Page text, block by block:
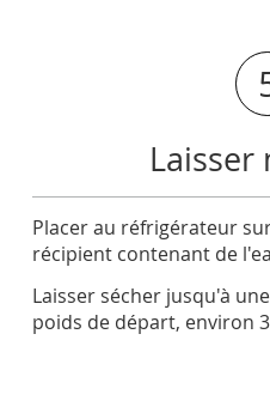
Placer au réfrigérateur
récipient contenant de
Laisser sécher jusqu'à
poids de départ, environ